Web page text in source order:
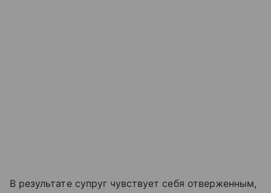
В результате супруг чувствует себя отверженным,